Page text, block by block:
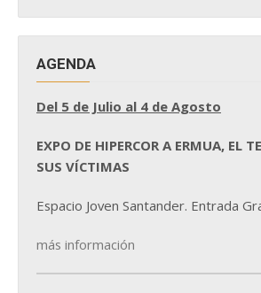
AGENDA
Del 5 de Julio al 4 de Agosto
EXPO DE HIPERCOR A ERMUA, EL
SUS VÍCTIMAS
Espacio Joven Santander. Entrada
más información